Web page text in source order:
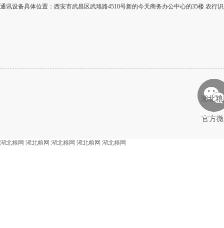
通讯设备具体位置：西安市武昌区武珞路4510号新的今天商务办公中心的35楼 农行
湖北
官方
湖北粮网 湖北粮网 湖北粮网 湖北粮网 湖北粮网